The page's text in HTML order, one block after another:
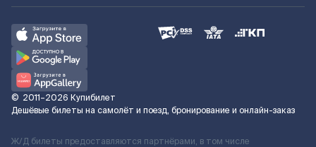
© 2011–2026 Купибилет
Дешёвые билеты на самолёт и поезд, бронирование и онлайн-заказ
Ж/Д билеты предоставляются партнёрами, в том числе